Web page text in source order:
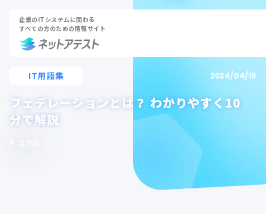
企業のITシステムに関わる
すべての方のための情報サイト
IT用語集 2024/04/19
フェデレーションとは？ わかりやすく10
分で解説